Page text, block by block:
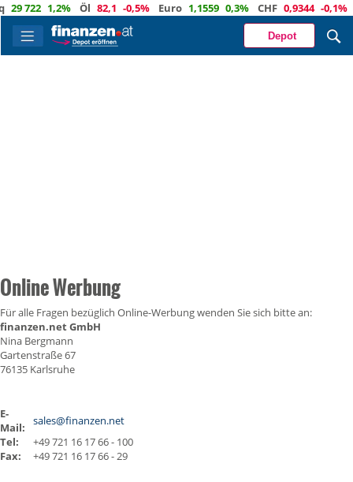
29 722 1,2% Öl 82,1 -0,5% Euro 1,1559 0,3% CHF 0,9344 -0,1%
Depot
Online Werbung
Für alle Fragen bezüglich Online-Werbung wenden Sie sich bitte an:
finanzen.net GmbH
Nina Bergmann
Gartenstraße 67
76135 Karlsruhe
E-
Mail:
sales@finanzen.net
Tel:
+49 721 16 17 66 - 100
Fax:
+49 721 16 17 66 - 29